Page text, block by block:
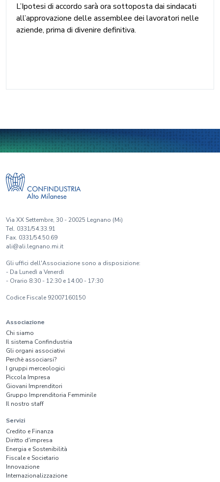
L’Ipotesi di accordo sarà ora sottoposta dai sindacati
all’approvazione delle assemblee dei lavoratori nelle
aziende, prima di divenire definitiva.
Via XX Settembre, 30 - 20025 Legnano (Mi)
Tel. 0331/54.33.91
Fax. 0331/54.50.69
ali@ali.legnano.mi.it
Gli uffici dell'Associazione sono a disposizione:
- Da Lunedì a Venerdì
- Orario 8:30 - 12:30 e 14:00 - 17:30
Codice Fiscale 92007160150
Associazione
Chi siamo
Il sistema Confindustria
Gli organi associativi
Perchè associarsi?
I gruppi merceologici
Piccola Impresa
Giovani Imprenditori
Gruppo Imprenditoria Femminile
Il nostro staff
Servizi
Credito e Finanza
Diritto d'impresa
Energia e Sostenibilità
Fiscale e Societario
Innovazione
Internazionalizzazione